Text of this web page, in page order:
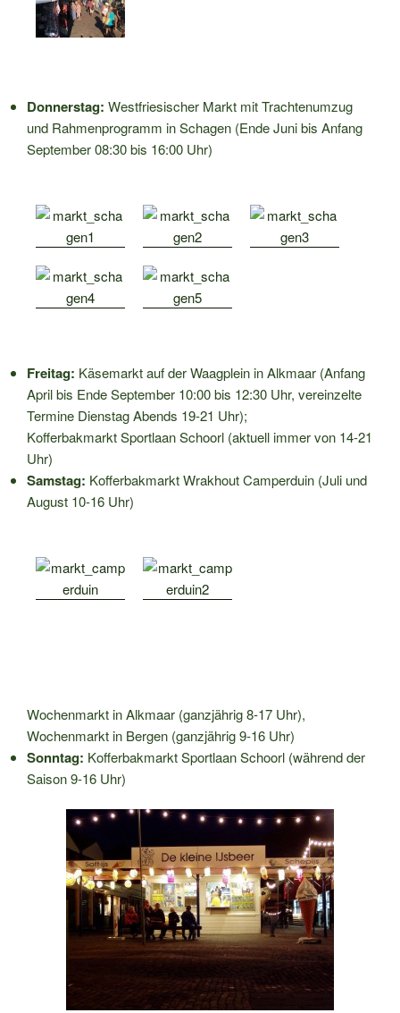
Donnerstag: Westfriesischer Markt mit Trachtenumzug
und Rahmenprogramm in Schagen (Ende Juni bis Anfang
September 08:30 bis 16:00 Uhr)
Freitag: Käsemarkt auf der Waagplein in Alkmaar (Anfang
April bis Ende September 10:00 bis 12:30 Uhr, vereinzelte
Termine Dienstag Abends 19-21 Uhr);
Kofferbakmarkt Sportlaan Schoorl (aktuell immer von 14-21
Uhr)
Samstag: Kofferbakmarkt Wrakhout Camperduin (Juli und
August 10-16 Uhr)
Wochenmarkt in Alkmaar (ganzjährig 8-17 Uhr),
Wochenmarkt in Bergen (ganzjährig 9-16 Uhr)
Sonntag: Kofferbakmarkt Sportlaan Schoorl (während der
Saison 9-16 Uhr)